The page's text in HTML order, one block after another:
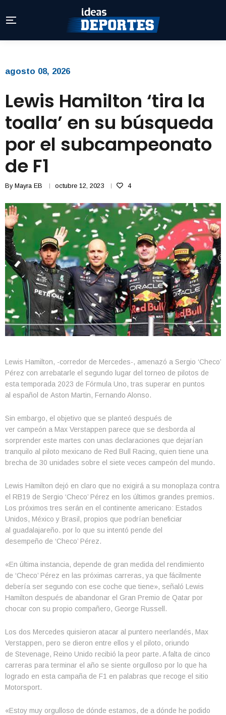
agosto 08, 2026
Lewis Hamilton ‘tira la
toalla’ en su búsqueda
por el subcampeonato
de F1
By Mayra EB octubre 12, 2023 4
Lewis Hamilton, -corredor de Mercedes-, amenazó a Sergio ‘Checo’
Pérez con arrebatarle el segundo lugar del torneo de pilotos de
esta temporada 2023 de Fórmula Uno, tras superar en puntos
al español de Aston Martin, Fernando Alonso.
Sin embargo, el objetivo que se planteó después de
ver campeón a Max Verstappen parece que se desborda al
sorprender este martes con unas declaraciones que dejarían
tranquilo al piloto mexicano de Red Bull Racing, quien tiene una
brecha de 30 unidades sobre el siete veces campeón del mundo.
Lewis Hamilton dejó en claro que no exigirá a su monoplaza contra
el RB19 de Sergio ‘Checo’ Pérez en los últimos grandes premios.
Los próximos tres serán en el continente americano: Estados
Unidos, México y Brasil, propios que podrían beneficiar
al guadalajareño. por lo que su intentó pende del
desempeño de ‘Checo’ Pérez.
«En última instancia, depende de gran medida del rendimiento
de ‘Checo’ Pérez en las próximas carreras, ya que fácilmente
debería ser segundo con ese coche que tiene», señaló Lewis
Hamilton después de abandonar el Gran Premio de Qatar por
chocar con su propio compañero, George Russell.
Los dos Mercedes quisieron atacar al puntero neerlandés, Max
Verstappen, pero se dieron entre ellos y el piloto, oriundo
de Stevenage, Reino Unido recibió la peor parte. A falta de cinco
carreras para terminar el año se siente orgulloso por lo que ha
logrado en esta campaña de F1 en palabras que recoge el sitio
Motorsport.
«Estoy muy orgulloso de dónde estamos, de a dónde he podido